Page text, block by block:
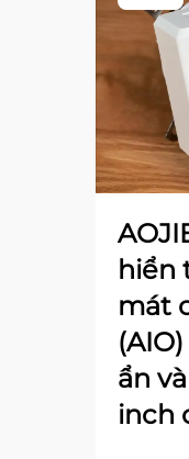
hiển
mát
ẩn
inch